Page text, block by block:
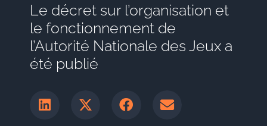
Le décret sur l’organisation et
le fonctionnement de
l’Autorité Nationale des Jeux a
été publié